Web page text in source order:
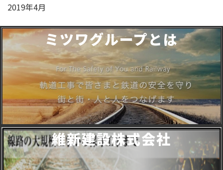
2019年4月
ミツワグループとは
維新建設株式会社